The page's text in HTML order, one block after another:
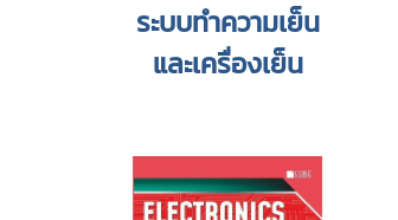
ระบบทำความเย็น
และเครื่องเย็น